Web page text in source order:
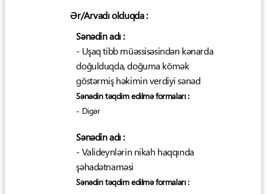
Ər/Arvadı olduqda :
Sənədin adı :
- Uşaq tibb müəssisəsindən kənarda
doğulduqda, doğuma kömək
göstərmiş həkimin verdiyi sənəd
Sənədin təqdim edilmə formaları :
- Digər
Sənədin adı :
- Valideynlərin nikah haqqında
şəhadətnaməsi
Sənədin təqdim edilmə formaları :